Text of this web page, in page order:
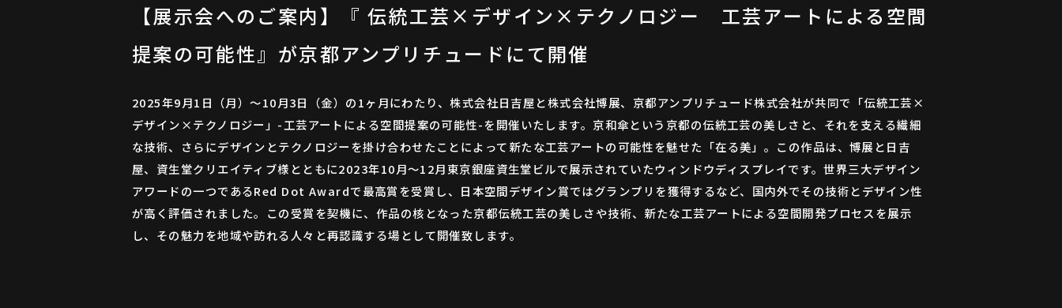
【展示会へのご案内】『 伝統工芸×デザイン×テクノロジー 工芸アートによる空間
提案の可能性』が京都アンプリチュードにて開催
2025年9⽉1⽇（⽉）〜10⽉3⽇（⾦）の1ヶ⽉にわたり、株式会社⽇吉屋と株式会社博展、京都アンプリチュード株式会社が共同で「伝統⼯芸×
デザイン×テクノロジー」-⼯芸アートによる空間提案の可能性-を開催いたします。京和傘という京都の伝統⼯芸の美しさと、それを⽀える繊細
な技術、さらにデザインとテクノロジーを掛け合わせたことによって新たな⼯芸アートの可能性を魅せた「在る美」。この作品は、博展と⽇吉
屋、資⽣堂クリエイティブ様とともに2023年10⽉〜12⽉東京銀座資⽣堂ビルで展⽰されていたウィンドウディスプレイです。世界三⼤デザイン
アワードの⼀つであるRed Dot Awardで最⾼賞を受賞し、⽇本空間デザイン賞ではグランプリを獲得するなど、国内外でその技術とデザイン性
が⾼く評価されました。この受賞を契機に、作品の核となった京都伝統⼯芸の美しさや技術、新たな⼯芸アートによる空間開発プロセスを展⽰
し、その魅⼒を地域や訪れる⼈々と再認識する場として開催致します。